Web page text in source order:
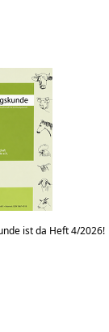
ist da Heft 4/2026!